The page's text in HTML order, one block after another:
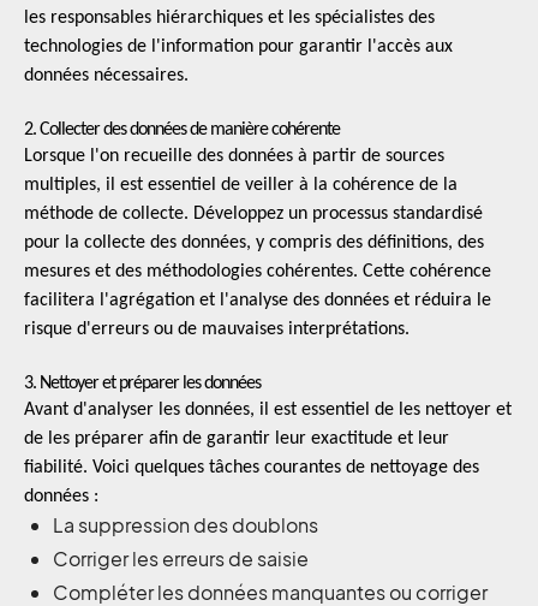
les responsables hiérarchiques et les spécialistes des
technologies de l'information pour garantir l'accès aux
données nécessaires.
2. Collecter des données de manière cohérente
Lorsque l'on recueille des données à partir de sources
multiples, il est essentiel de veiller à la cohérence de la
méthode de collecte. Développez un processus standardisé
pour la collecte des données, y compris des définitions, des
mesures et des méthodologies cohérentes. Cette cohérence
facilitera l'agrégation et l'analyse des données et réduira le
risque d'erreurs ou de mauvaises interprétations.
3. Nettoyer et préparer les données
Avant d'analyser les données, il est essentiel de les nettoyer et
de les préparer afin de garantir leur exactitude et leur
fiabilité. Voici quelques tâches courantes de nettoyage des
données :
La suppression des doublons
Corriger les erreurs de saisie
Compléter les données manquantes ou corriger